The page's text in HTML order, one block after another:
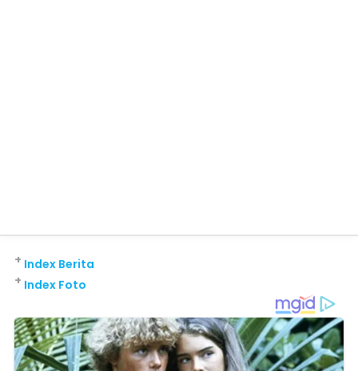
Index Berita
+
Index Foto
+